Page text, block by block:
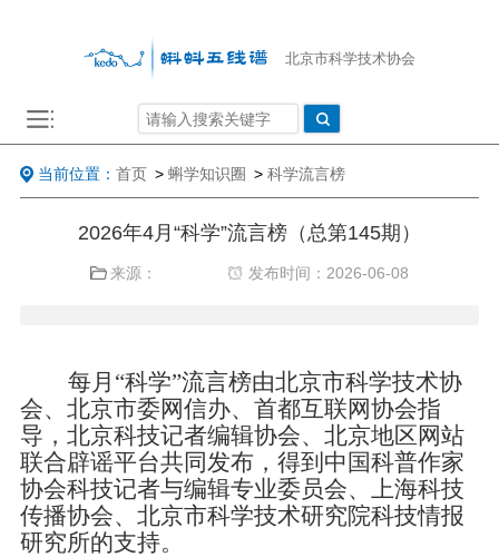
北京市科学技术协会
当前位置： 首页 > 蝌学知识圈 > 科学流言榜
2026年4月“科学”流言榜（总第145期）
来源： 发布时间：2026-06-08
每月 “科学”流言榜由北京市科学技术协
会、北京市委网信办、首都互联网协会指
导，北京科技记者编辑协会、北京地区网站
联合辟谣平台共同发布，得到中国科普作家
协会科技记者与编辑专业委员会、上海科技
传播协会、北京市科学技术研究院科技情报
研究所的支持。